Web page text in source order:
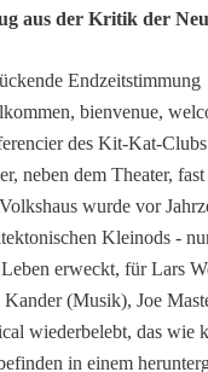
aus der Kritik der
Endzeitstimmung
bienvenue,
des Kit-Kat-
neben dem Theater,
wurde vor
Kleinods -
erweckt, für Lars
Kander (Musik), Joe
wiederbelebt, das wie
in einem